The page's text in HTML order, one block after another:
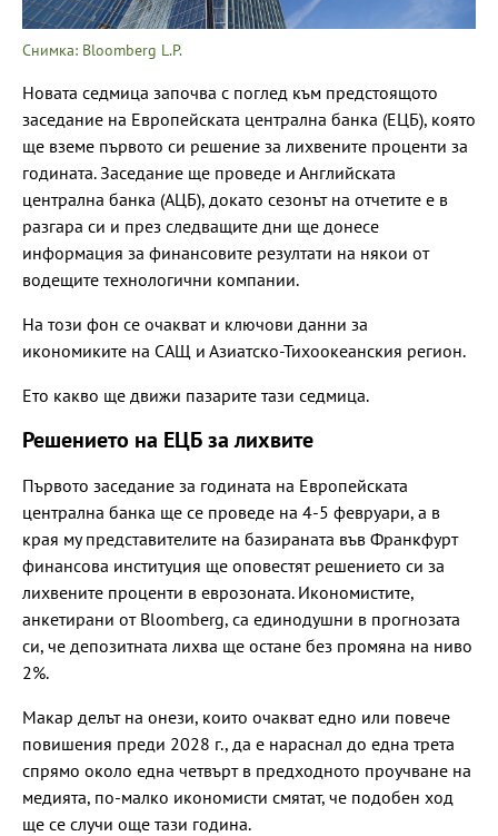
Снимка: Bloomberg L.P.
Новата седмица започва с поглед към предстоящото
заседание на Европейската централна банка (ЕЦБ), която
ще вземе първото си решение за лихвените проценти за
годината. Заседание ще проведе и Английската
централна банка (АЦБ), докато сезонът на отчетите е в
разгара си и през следващите дни ще донесе
информация за финансовите резултати на някои от
водещите технологични компании.
На този фон се очакват и ключови данни за
икономиките на САЩ и Азиатско-Тихоокеанския регион.
Ето какво ще движи пазарите тази седмица.
Решението на ЕЦБ за лихвите
Първото заседание за годината на Европейската
централна банка ще се проведе на 4-5 февруари, а в
края му представителите на базираната във Франкфурт
финансова институция ще оповестят решението си за
лихвените проценти в еврозоната. Икономистите,
анкетирани от Bloomberg, са единодушни в прогнозата
си, че депозитната лихва ще остане без промяна на ниво
2%.
Макар делът на онези, които очакват едно или повече
повишения преди 2028 г., да е нараснал до една трета
спрямо около една четвърт в предходното проучване на
медията, по-малко икономисти смятат, че подобен ход
ще се случи още тази година.